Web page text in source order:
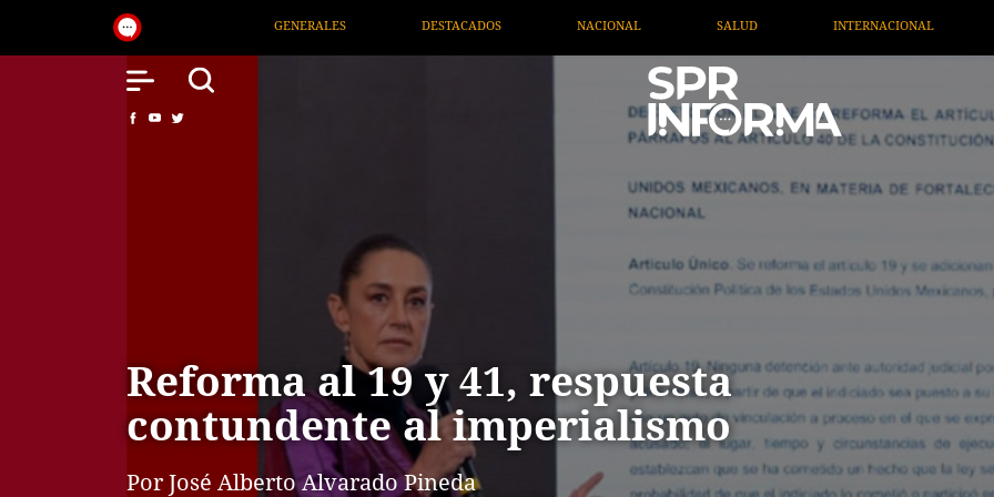
NACIONAL SALUD INTERNACIONAL TV MIGRANTE INFORMA
Reforma al 19 y 41, respuesta
contundente al imperialismo
Por José Alberto Alvarado Pineda